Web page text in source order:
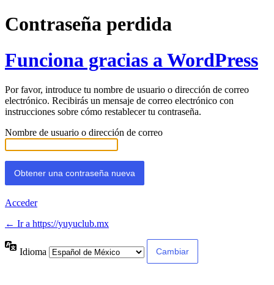
Contraseña perdida
Funciona gracias a WordPress
Por favor, introduce tu nombre de usuario o dirección de correo
electrónico. Recibirás un mensaje de correo electrónico con
instrucciones sobre cómo restablecer tu contraseña.
Nombre de usuario o dirección de correo
Acceder
← Ir a https://yuyuclub.mx
Idioma